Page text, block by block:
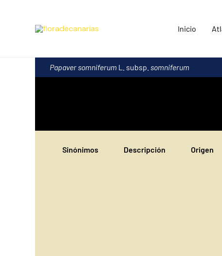
contenido
Inicio
Papaver somniferum L. subsp. somniferum
Sinónimos Descripción Origen